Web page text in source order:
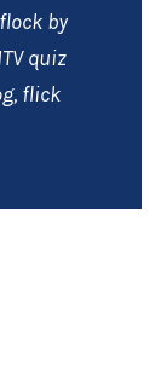
by
quiz
flick